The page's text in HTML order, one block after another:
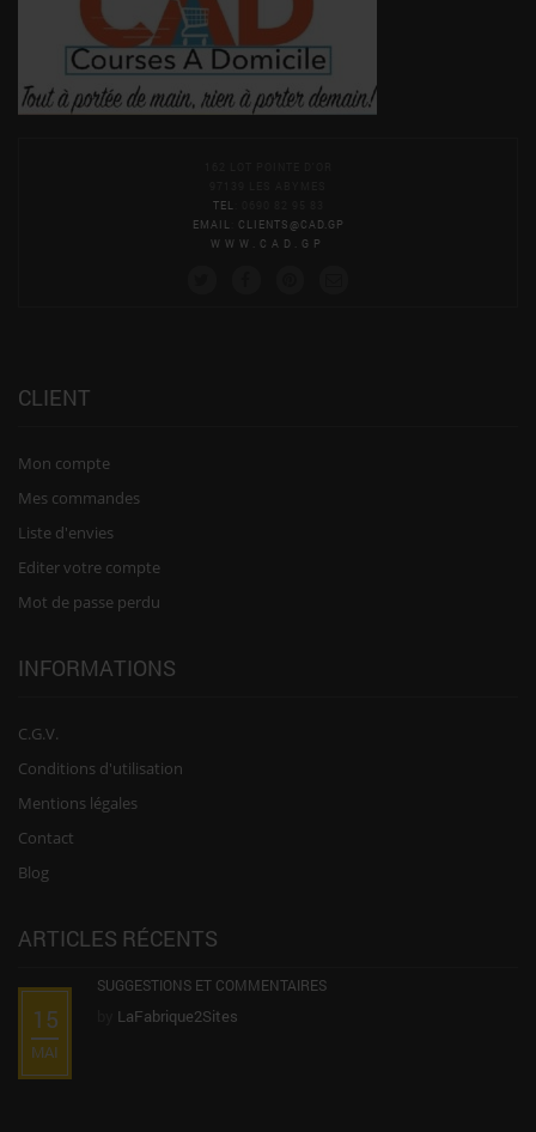
TEL
EMAIL
CLIENTS@CAD.GP
WWW.CAD.GP
CLIENT
Mon compte
Mes commandes
Liste d'envies
Editer votre compte
Mot de passe perdu
INFORMATIONS
C.G.V.
Conditions d'utilisation
Mentions légales
Contact
Blog
ARTICLES RÉCENTS
15
MAI
SUGGESTIONS ET COMMENTAIRES
LaFabrique2Sites